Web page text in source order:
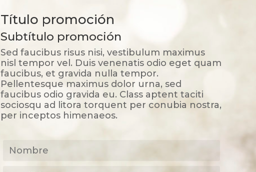
Título promoción
Subtítulo promoción
Sed faucibus risus nisi, vestibulum maximus
nisl tempor vel. Duis venenatis odio eget quam
faucibus, et gravida nulla tempor.
Pellentesque maximus dolor urna, sed
faucibus odio gravida eu. Class aptent taciti
sociosqu ad litora torquent per conubia nostra,
per inceptos himenaeos.